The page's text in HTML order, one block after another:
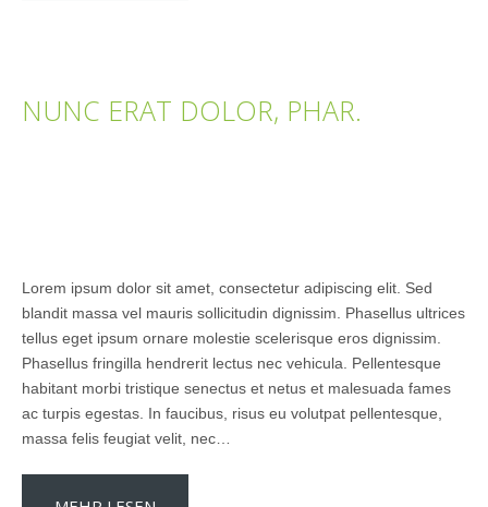
NUNC ERAT DOLOR, PHAR.
Lorem ipsum dolor sit amet, consectetur adipiscing elit. Sed
blandit massa vel mauris sollicitudin dignissim. Phasellus ultrices
tellus eget ipsum ornare molestie scelerisque eros dignissim.
Phasellus fringilla hendrerit lectus nec vehicula. Pellentesque
habitant morbi tristique senectus et netus et malesuada fames
ac turpis egestas. In faucibus, risus eu volutpat pellentesque,
massa felis feugiat velit, nec…